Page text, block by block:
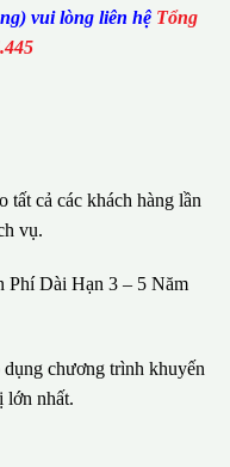
vui lòng liên hệ Tổng